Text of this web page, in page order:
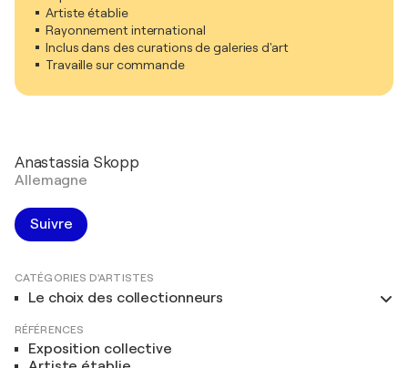
Artiste établie
Rayonnement international
Inclus dans des curations de galeries d'art
Travaille sur commande
Anastassia Skopp
Allemagne
Suivre
CATÉGORIES D'ARTISTES
Le choix des collectionneurs
RÉFÉRENCES
Exposition collective